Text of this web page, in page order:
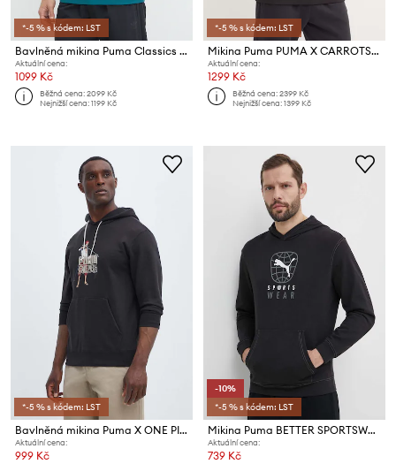
*-5 % s kódem: LST
Bavlněná mikina Puma Classics Play Paris Hoodie
Aktuální cena:
1099 Kč
Běžná cena:2099 Kč
Nejnižší cena:1199 Kč
*-5 % s kódem: LST
Mikina Puma PUMA X CARROTS Graphic Hoodie TR
Aktuální cena:
1299 Kč
Běžná cena:2399 Kč
Nejnižší cena:1399 Kč
*-5 % s kódem: LST
Bavlněná mikina Puma X ONE PIECE
Aktuální cena:
999 Kč
-10%
*-5 % s kódem: LST
Mikina Puma BETTER SPORTSWEAR
Aktuální cena:
739 Kč